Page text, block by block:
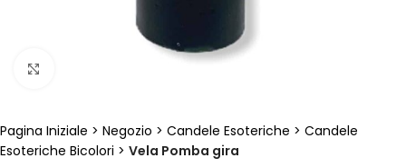
Pagina Iniziale > Negozio > Candele Esoteriche > Candele
Esoteriche Bicolori > Vela Pomba gira